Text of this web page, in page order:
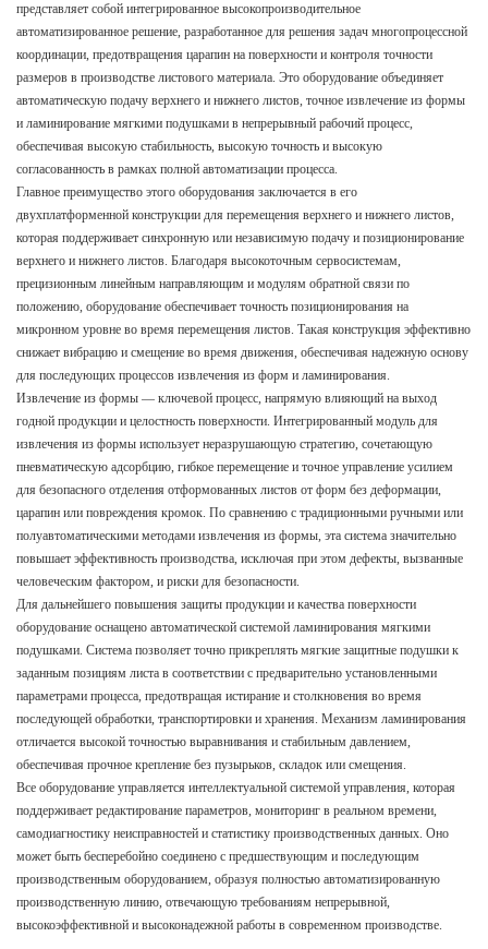
представляет собой интегрированное высокопроизводительное
автоматизированное решение, разработанное для решения задач многопроцессной
координации, предотвращения царапин на поверхности и контроля точности
размеров в производстве листового материала. Это оборудование объединяет
автоматическую подачу верхнего и нижнего листов, точное извлечение из формы
и ламинирование мягкими подушками в непрерывный рабочий процесс,
обеспечивая высокую стабильность, высокую точность и высокую
согласованность в рамках полной автоматизации процесса.
Главное преимущество этого оборудования заключается в его
двухплатформенной конструкции для перемещения верхнего и нижнего листов,
которая поддерживает синхронную или независимую подачу и позиционирование
верхнего и нижнего листов. Благодаря высокоточным сервосистемам,
прецизионным линейным направляющим и модулям обратной связи по
положению, оборудование обеспечивает точность позиционирования на
микронном уровне во время перемещения листов. Такая конструкция эффективно
снижает вибрацию и смещение во время движения, обеспечивая надежную основу
для последующих процессов извлечения из форм и ламинирования.
Извлечение из формы — ключевой процесс, напрямую влияющий на выход
годной продукции и целостность поверхности. Интегрированный модуль для
извлечения из формы использует неразрушающую стратегию, сочетающую
пневматическую адсорбцию, гибкое перемещение и точное управление усилием
для безопасного отделения отформованных листов от форм без деформации,
царапин или повреждения кромок. По сравнению с традиционными ручными или
полуавтоматическими методами извлечения из формы, эта система значительно
повышает эффективность производства, исключая при этом дефекты, вызванные
человеческим фактором, и риски для безопасности.
Для дальнейшего повышения защиты продукции и качества поверхности
оборудование оснащено автоматической системой ламинирования мягкими
подушками. Система позволяет точно прикреплять мягкие защитные подушки к
заданным позициям листа в соответствии с предварительно установленными
параметрами процесса, предотвращая истирание и столкновения во время
последующей обработки, транспортировки и хранения. Механизм ламинирования
отличается высокой точностью выравнивания и стабильным давлением,
обеспечивая прочное крепление без пузырьков, складок или смещения.
Все оборудование управляется интеллектуальной системой управления, которая
поддерживает редактирование параметров, мониторинг в реальном времени,
самодиагностику неисправностей и статистику производственных данных. Оно
может быть бесперебойно соединено с предшествующим и последующим
производственным оборудованием, образуя полностью автоматизированную
производственную линию, отвечающую требованиям непрерывной,
высокоэффективной и высоконадежной работы в современном производстве.